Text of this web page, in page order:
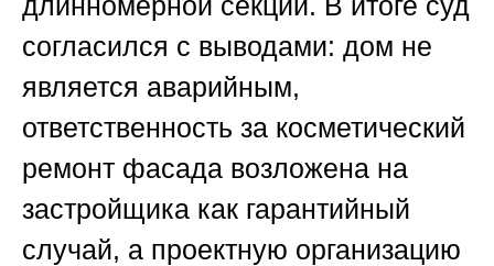
согласился с выводами: дом не
является аварийным,
ответственность за косметический
ремонт фасада возложена на
застройщика как гарантийный
случай, а проектную организацию